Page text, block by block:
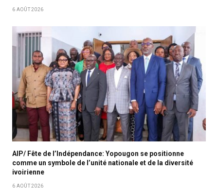
6 AOÛT 2026
AIP/ Fête de l’Indépendance: Yopougon se positionne
comme un symbole de l’unité nationale et de la diversité
ivoirienne
6 AOÛT 2026